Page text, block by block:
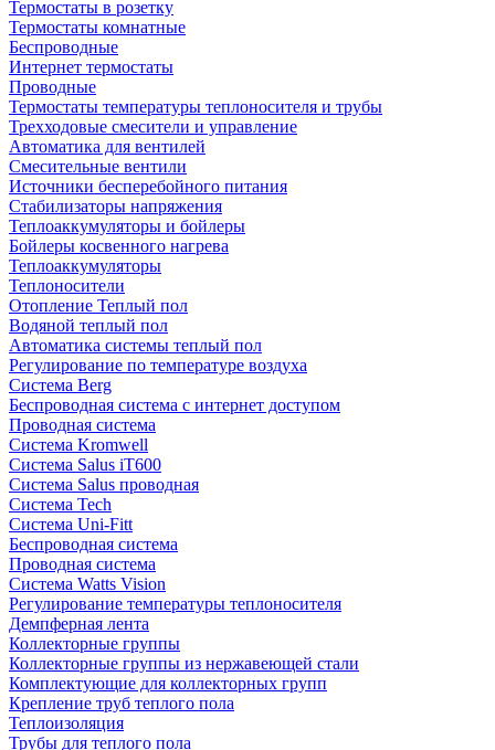
Термостаты в розетку
Термостаты комнатные
Беспроводные
Интернет термостаты
Проводные
Термостаты температуры теплоносителя и трубы
Трехходовые смесители и управление
Автоматика для вентилей
Смесительные вентили
Источники бесперебойного питания
Стабилизаторы напряжения
Теплоаккумуляторы и бойлеры
Бойлеры косвенного нагрева
Теплоаккумуляторы
Теплоносители
Отопление Теплый пол
Водяной теплый пол
Автоматика системы теплый пол
Регулирование по температуре воздуха
Система Berg
Беспроводная система с интернет доступом
Проводная система
Система Kromwell
Система Salus iT600
Система Salus проводная
Система Tech
Система Uni-Fitt
Беспроводная система
Проводная система
Система Watts Vision
Регулирование температуры теплоносителя
Демпферная лента
Коллекторные группы
Коллекторные группы из нержавеющей стали
Комплектующие для коллекторных групп
Крепление труб теплого пола
Теплоизоляция
Трубы для теплого пола